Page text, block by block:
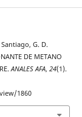
G. D.
DE METANO
ANALES AFA, 24(1).
1860